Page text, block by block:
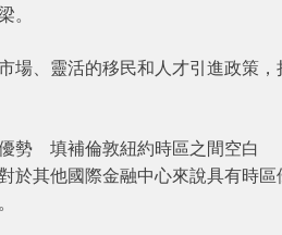
場、靈活的移民和人才引進政策
勢 填補倫敦紐約時區之間空白
於其他國際金融中心來說具有時